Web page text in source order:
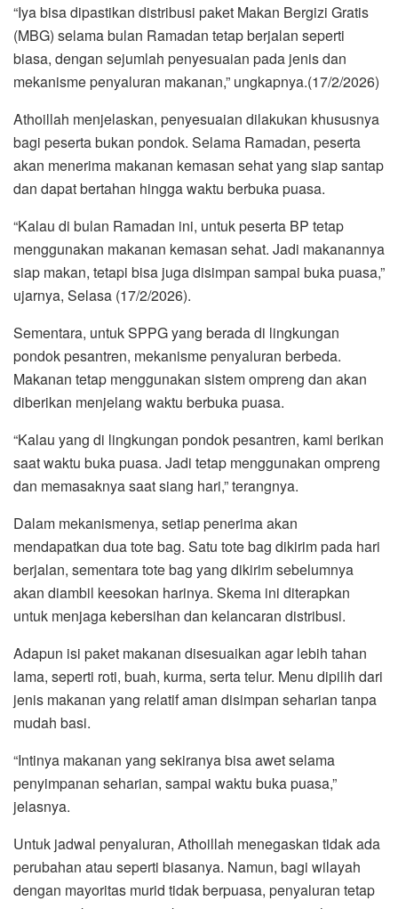
“Iya bisa dipastikan distribusi paket Makan Bergizi Gratis
(MBG) selama bulan Ramadan tetap berjalan seperti
biasa, dengan sejumlah penyesuaian pada jenis dan
mekanisme penyaluran makanan,” ungkapnya.(17/2/2026)
Athoillah menjelaskan, penyesuaian dilakukan khususnya
bagi peserta bukan pondok. Selama Ramadan, peserta
akan menerima makanan kemasan sehat yang siap santap
dan dapat bertahan hingga waktu berbuka puasa.
“Kalau di bulan Ramadan ini, untuk peserta BP tetap
menggunakan makanan kemasan sehat. Jadi makanannya
siap makan, tetapi bisa juga disimpan sampai buka puasa,”
ujarnya, Selasa (17/2/2026).
Sementara, untuk SPPG yang berada di lingkungan
pondok pesantren, mekanisme penyaluran berbeda.
Makanan tetap menggunakan sistem ompreng dan akan
diberikan menjelang waktu berbuka puasa.
“Kalau yang di lingkungan pondok pesantren, kami berikan
saat waktu buka puasa. Jadi tetap menggunakan ompreng
dan memasaknya saat siang hari,” terangnya.
Dalam mekanismenya, setiap penerima akan
mendapatkan dua tote bag. Satu tote bag dikirim pada hari
berjalan, sementara tote bag yang dikirim sebelumnya
akan diambil keesokan harinya. Skema ini diterapkan
untuk menjaga kebersihan dan kelancaran distribusi.
Adapun isi paket makanan disesuaikan agar lebih tahan
lama, seperti roti, buah, kurma, serta telur. Menu dipilih dari
jenis makanan yang relatif aman disimpan seharian tanpa
mudah basi.
“Intinya makanan yang sekiranya bisa awet selama
penyimpanan seharian, sampai waktu buka puasa,”
jelasnya.
Untuk jadwal penyaluran, Athoillah menegaskan tidak ada
perubahan atau seperti biasanya. Namun, bagi wilayah
dengan mayoritas murid tidak berpuasa, penyaluran tetap